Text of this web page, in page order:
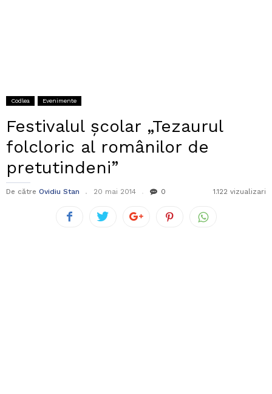
Codlea Evenimente
Festivalul școlar „Tezaurul
folcloric al românilor de
pretutindeni”
De către Ovidiu Stan 20 mai 2014 0 1.122 vizualizari